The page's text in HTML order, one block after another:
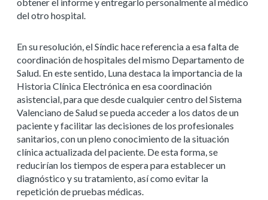
del otro hospital.
En su resolución, el Síndic hace referencia a esa falta de
coordinación de hospitales del mismo Departamento de
Salud. En este sentido, Luna destaca la importancia de la
Historia Clínica Electrónica en esa coordinación
asistencial, para que desde cualquier centro del Sistema
Valenciano de Salud se pueda acceder a los datos de un
paciente y facilitar las decisiones de los profesionales
sanitarios, con un pleno conocimiento de la situación
clínica actualizada del paciente. De esta forma, se
reducirían los tiempos de espera para establecer un
diagnóstico y su tratamiento, así como evitar la
repetición de pruebas médicas.